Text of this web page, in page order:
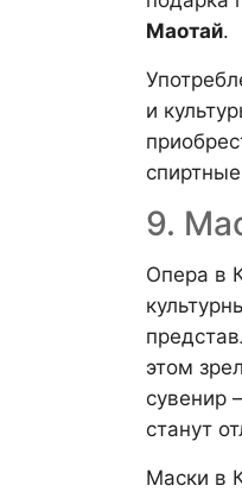
Маотай.
и
9.
Опера в
этом
сувенир
станут
Маски в